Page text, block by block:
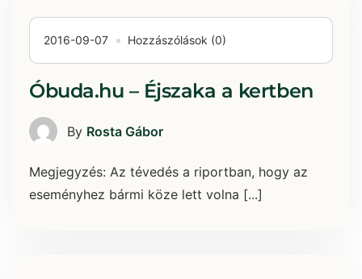
2016-09-07 Hozzászólások (0)
Óbuda.hu – Éjszaka a kertben
By Rosta Gábor
Megjegyzés: Az tévedés a riportban, hogy az
eseményhez bármi köze lett volna [...]